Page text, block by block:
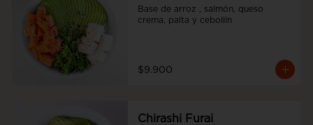
Base de arroz , salmón, queso
crema, palta y cebollín
$9.900
Chirashi Furai